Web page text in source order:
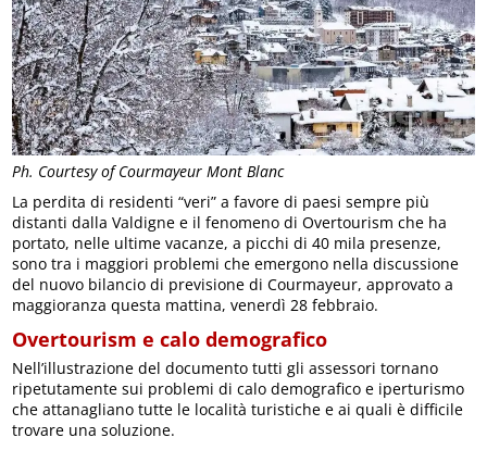
Ph. Courtesy of Courmayeur Mont Blanc
La perdita di residenti “veri” a favore di paesi sempre più
distanti dalla Valdigne e il fenomeno di Overtourism che ha
portato, nelle ultime vacanze, a picchi di 40 mila presenze,
sono tra i maggiori problemi che emergono nella discussione
del nuovo bilancio di previsione di Courmayeur, approvato a
maggioranza questa mattina, venerdì 28 febbraio.
Overtourism e calo demografico
Nell’illustrazione del documento tutti gli assessori tornano
ripetutamente sui problemi di calo demografico e iperturismo
che attanagliano tutte le località turistiche e ai quali è difficile
trovare una soluzione.